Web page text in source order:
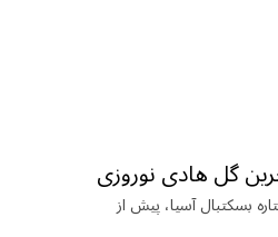
گل هادی نوروزی
بسکتبال آسیا، پیش از